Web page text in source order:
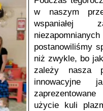
w naszym
postanowiliśmy
niż zwykle, bo
zależy nasza
użycie kuli